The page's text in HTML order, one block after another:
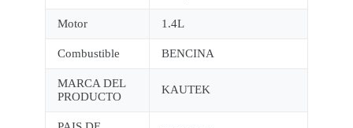
Motor 1.4L
Combustible BENCINA
MARCA DEL
PRODUCTO
KAUTEK